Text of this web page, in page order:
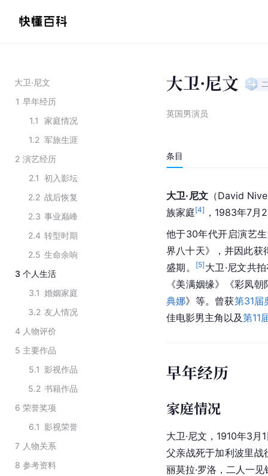
大卫·尼文
1 早年经历
1.1
家庭情况
1.2 军旅生涯
2 演艺经历
2.1 初入影坛
2.2 战后恢复
2.3 事业巅峰
2.4 转型时期
2.5 生命余响
3 个人生活
3.1 婚姻家庭
3.2 友人情况
4 人物评价
5 主要作品
5.1 影视作品
5.2 书籍作品
6 荣誉奖项
6.1 影视荣誉
7 人物关系
8 参考资料
大卫·尼文
英国男演员
条目
大卫·尼文（David
族家庭[4] ，1983年7月
他于30年代开启演艺
界八十天》，并因此获
盛期。
[5] 大卫·尼文共
《美满姻缘》《彩凤朝
典娜》等。曾获第31届
佳电影男主角以及第11
早年经历
家庭情况
大卫·尼文，1910年3月
父亲战死于加利波里战
丽莫拉·罗洛 ，二人一